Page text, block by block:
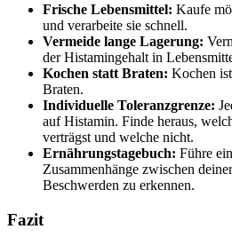
Frische Lebensmittel: Kaufe
und verarbeite sie schnell.
Vermeide lange Lagerung:
der Histamingehalt in
Kochen statt Braten: Kochen
Braten.
Individuelle Toleranzgrenze:
auf Histamin. Finde heraus,
verträgst und welche nicht.
Ernährungstagebuch: Führe
Zusammenhänge zwischen
Beschwerden zu erkennen.
Fazit